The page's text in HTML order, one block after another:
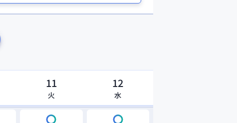
11
火
12
水